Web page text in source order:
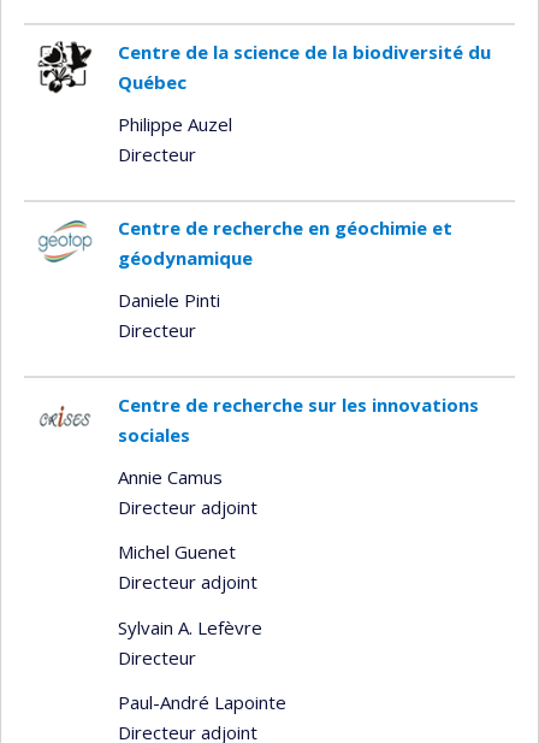
Centre de la science de la biodiversité du
Québec
Philippe Auzel
Directeur
Centre de recherche en géochimie et
géodynamique
Daniele Pinti
Directeur
Centre de recherche sur les innovations
sociales
Annie Camus
Directeur adjoint
Michel Guenet
Directeur adjoint
Sylvain A. Lefèvre
Directeur
Paul-André Lapointe
Directeur adjoint